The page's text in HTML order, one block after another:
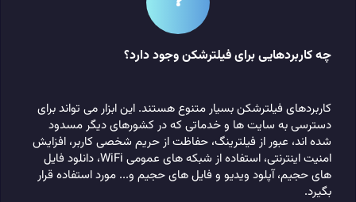
چه کاربردهایی برای فیلترشکن وجود دارد؟
کاربردهای فیلترشکن بسیار متنوع هستند. این ابزار می تواند برای
دسترسی به سایت‌ ها و خدماتی که در کشورهای دیگر مسدود
شده‌ اند، عبور از فیلترینگ، حفاظت از حریم شخصی کاربر، افزایش
امنیت اینترنتی، استفاده از شبکه‌ های عمومی WiFi، دانلود فایل‌
های حجیم، آپلود ویدیو و فایل‌ های حجیم و... مورد استفاده قرار
بگیرد.